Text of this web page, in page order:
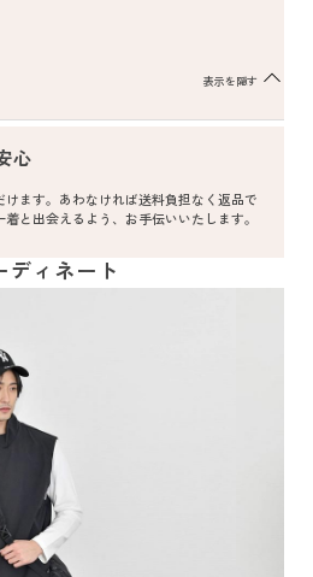
表示を隠す
心
ます。あわなければ送料負担なく返品で
と出会えるよう、お手伝いいたします。
ディネート